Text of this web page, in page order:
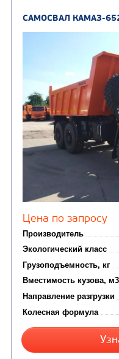
САМОСВАЛ
Цена по
Производитель